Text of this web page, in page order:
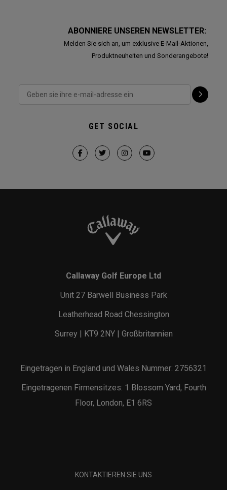
ABONNIERE UNSEREN NEWSLETTER:
Melden Sie sich an, um exklusive E-Mail-Aktionen,
Produktneuheiten und Sonderangebote!
GET SOCIAL
Callaway Golf Europe Ltd
Unit 27 Barwell Business Park
Leatherhead Road Chessington
Surrey | KT9 2NY | Großbritannien
Eingetragen in England und Wales Nummer: 2756321
Eingetragenen Firmensitzes: 1 Blossom Yard, Fourth
Floor, London, E1 6RS
KONTAKTIEREN SIE UNS